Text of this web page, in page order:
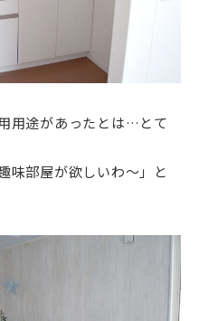
用途があったとは…とて
味部屋が欲しいわ～」と